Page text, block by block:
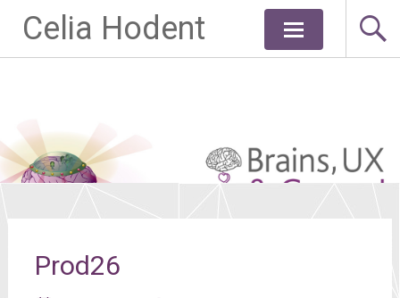
Celia Hodent
Aller
Prod26